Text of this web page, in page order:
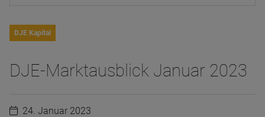
DJE Kapital
DJE-Marktausblick Januar 2023
24. Januar 2023